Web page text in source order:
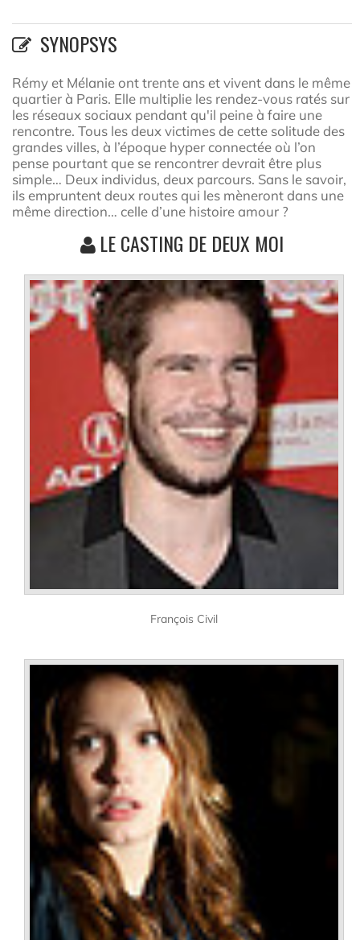
SYNOPSYS
Rémy et Mélanie ont trente ans et vivent dans le même
quartier à Paris. Elle multiplie les rendez-vous ratés sur
les réseaux sociaux pendant qu'il peine à faire une
rencontre. Tous les deux victimes de cette solitude des
grandes villes, à l’époque hyper connectée où l’on
pense pourtant que se rencontrer devrait être plus
simple… Deux individus, deux parcours. Sans le savoir,
ils empruntent deux routes qui les mèneront dans une
même direction… celle d’une histoire amour ?
LE CASTING DE DEUX MOI
François Civil